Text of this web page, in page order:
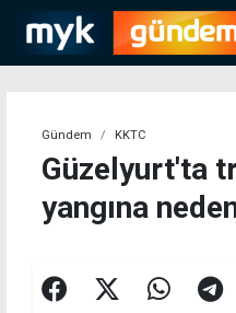
Gündem KKTC
Güzelyurt'ta
yangına